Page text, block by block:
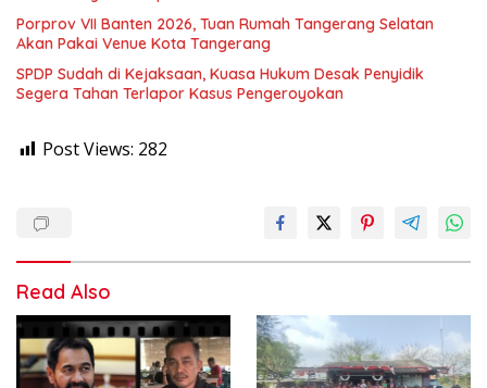
Porprov VII Banten 2026, Tuan Rumah Tangerang Selatan
Akan Pakai Venue Kota Tangerang
SPDP Sudah di Kejaksaan, Kuasa Hukum Desak Penyidik
Segera Tahan Terlapor Kasus Pengeroyokan
Post Views: 282
Read Also